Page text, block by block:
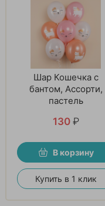
Шар Кошечка с
бантом, Ассорти,
пастель
130 ₽
В корзину
Купить в 1 клик